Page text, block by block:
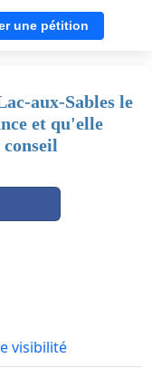
une pétition
aux-Sables le
et qu'elle
visibilité